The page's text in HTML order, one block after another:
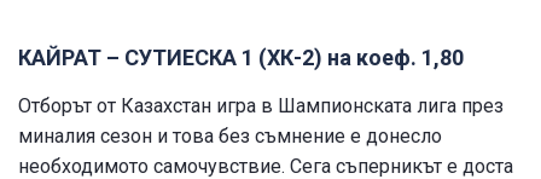
КАЙРАТ – СУТИЕСКА 1 (ХК-2) на коеф. 1,80
Отборът от Казахстан игра в Шампионската лига през
миналия сезон и това без съмнение е донесло
необходимото самочувствие. Сега съперникът е доста